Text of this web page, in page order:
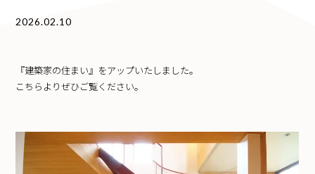
2026.02.10
『建築家の住まい』をアップいたしました。
こちらよりぜひご覧ください。